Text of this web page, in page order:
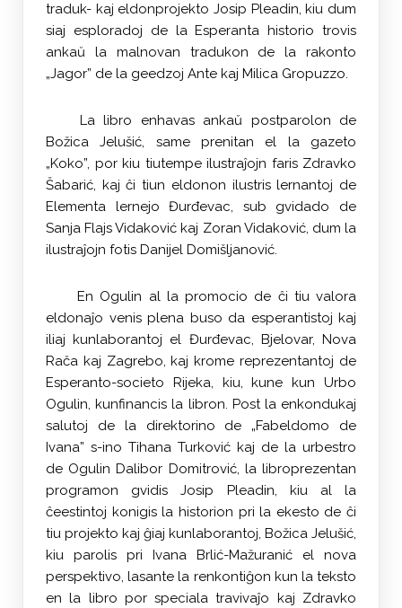
traduk- kaj eldonprojekto Josip Pleadin, kiu dum
siaj esploradoj de la Esperanta historio trovis
ankaŭ la malnovan tradukon de la rakonto
„Jagor” de la geedzoj Ante kaj Milica Gropuzzo.
La libro enhavas ankaŭ postparolon de
Božica Jelušić, same prenitan el la gazeto
„Koko”, por kiu tiutempe ilustraĵojn faris Zdravko
Šabarić, kaj ĉi tiun eldonon ilustris lernantoj de
Elementa lernejo Đurđevac, sub gvidado de
Sanja Flajs Vidaković kaj Zoran Vidaković, dum la
ilustraĵojn fotis Danijel Domišljanović.
En Ogulin al la promocio de ĉi tiu valora
eldonaĵo venis plena buso da esperantistoj kaj
iliaj kunlaborantoj el Đurđevac, Bjelovar, Nova
Rača kaj Zagrebo, kaj krome reprezentantoj de
Esperanto-societo Rijeka, kiu, kune kun Urbo
Ogulin, kunfinancis la libron. Post la enkondukaj
salutoj de la direktorino de „Fabeldomo de
Ivana” s-ino Tihana Turković kaj de la urbestro
de Ogulin Dalibor Domitrović, la libroprezentan
programon gvidis Josip Pleadin, kiu al la
ĉeestintoj konigis la historion pri la ekesto de ĉi
tiu projekto kaj ĝiaj kunlaborantoj, Božica Jelušić,
kiu parolis pri Ivana Brlić-Mažuranić el nova
perspektivo, lasante la renkontiĝon kun la teksto
en la libro por speciala travivaĵo kaj Zdravko